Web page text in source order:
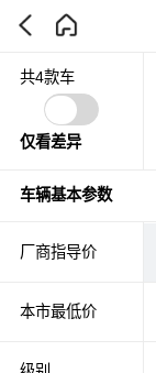
共4款车
仅看差异
车辆基本参数
厂商指导价
本市最低价